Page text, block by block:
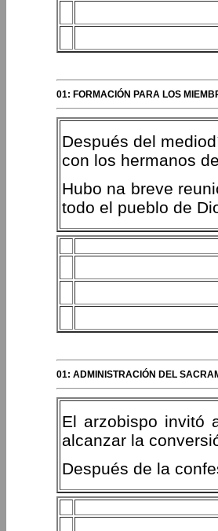
01: FORMACIÓN PARA LOS
Después del
con los hermanos
Hubo na breve
todo el pueblo de
01: ADMINISTRACIÓN DEL
El arzobispo invitó
alcanzar la
Después de la